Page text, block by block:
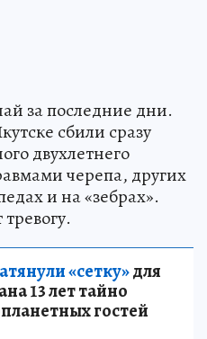
за последние дни.
сбили сразу
двухлетнего
черепа, других
и на «зебрах».
«сетку»для
13 лет тайно
гостей